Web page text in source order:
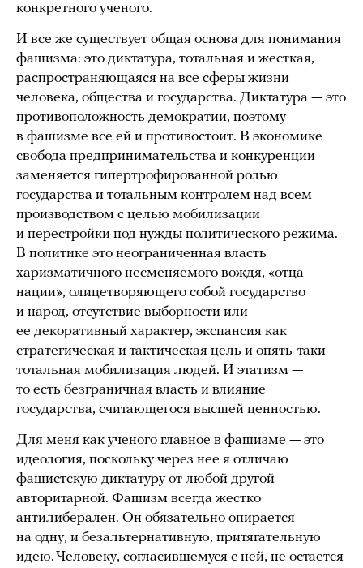
конкретного ученого.
И все же существует общая основа для понимания
фашизма: это диктатура, тотальная и жесткая,
распространяющаяся на все сферы жизни
человека, общества и государства. Диктатура — это
противоположность демократии, поэтому
в фашизме все ей и противостоит. В экономике
свобода предпринимательства и конкуренции
заменяется гипертрофированной ролью
государства и тотальным контролем над всем
производством с целью мобилизации
и перестройки под нужды политического режима.
В политике это неограниченная власть
харизматичного несменяемого вождя, «отца
нации», олицетворяющего собой государство
и народ, отсутствие выборности или
ее декоративный характер, экспансия как
стратегическая и тактическая цель и опять-таки
тотальная мобилизация людей. И этатизм —
то есть безграничная власть и влияние
государства, считающегося высшей ценностью.
Для меня как ученого главное в фашизме — это
идеология, поскольку через нее я отличаю
фашистскую диктатуру от любой другой
авторитарной. Фашизм всегда жестко
антилиберален. Он обязательно опирается
на одну, и безальтернативную, притягательную
идею. Человеку, согласившемуся с ней, не остается